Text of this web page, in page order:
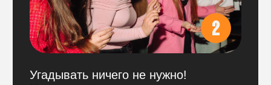
Обращаем внимание, что цена указана
сразу за весь стол. Цена фиксирована
и не меняется при уменьшении
количества участников за ним.
Бронь не возвращается в день игры,
но деньги можно сохранить и перенести